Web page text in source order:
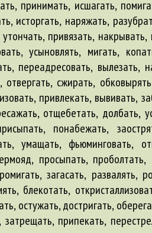
принимать, исшагать,
исторгать, наряжать,
привязать,
усыновлять, мигать,
переадресовать, вылезать,
сжирать,
привлекать, вывивать,
отщебетать,
понабежать,
умащать, фьюминговать,
просыпать,
загасать,
блекотать,
остужать, достригать,
припекать,